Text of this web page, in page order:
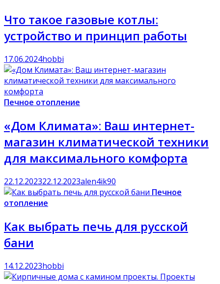
Что такое газовые котлы:
устройство и принцип работы
17.06.2024hobbi
Печное отопление
«Дом Климата»: Ваш интернет-
магазин климатической техники
для максимального комфорта
22.12.202322.12.2023alen4ik90
Печное
отопление
Как выбрать печь для русской
бани
14.12.2023hobbi